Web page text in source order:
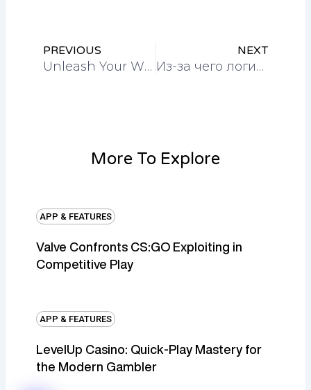
PREVIOUS
Unleash Your Winning Streak with the Game-Changing Bet9ja App
NEXT
Из-за чего логическое построение взаимодействия первостепеннее графических элементов
More To Explore
APP & FEATURES
Valve Confronts CS:GO Exploiting in
Competitive Play
APP & FEATURES
LevelUp Casino: Quick‑Play Mastery for
the Modern Gambler